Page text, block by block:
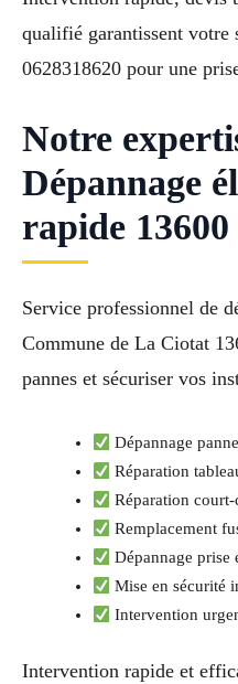
qualifié garantissent votre
0628318620 pour une
Notre
Dépannage
rapide
Service professionnel de
Commune de La Ciotat
pannes et sécuriser vos
Dépannage
Réparation
Réparation
Remplacement
Dépannage prise
Mise en sécurité
Intervention
Intervention rapide et